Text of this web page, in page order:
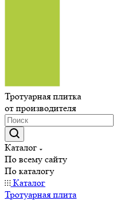
Тротуарная плитка
от производителя
Каталог
По всему сайту
По каталогу
Каталог
Тротуарная плита